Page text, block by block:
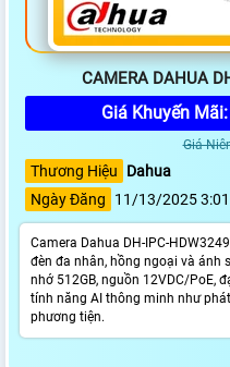
CAMERA DAHUA
Giá Khuyến Mãi:
Giá
Thương Hiệu
Dahua
Ngày Đăng
11/13/2025
Camera Dahua DH-IPC-
đèn đa nhân, hồng ngoại và ánh
nhớ 512GB, nguồn 12VDC/PoE,
tính năng AI thông minh như
phương tiện.